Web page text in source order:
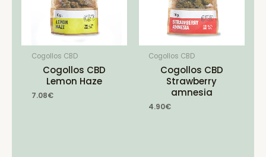
Cogollos CBD
Cogollos CBD
Lemon Haze
7.08€
Cogollos CBD
Cogollos CBD
Strawberry
amnesia
4.90€